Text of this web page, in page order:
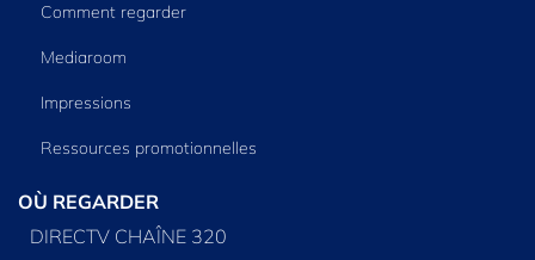
Comment regarder
Mediaroom
Impressions
Ressources promotionnelles
OÙ REGARDER
DIRECTV CHAÎNE 320